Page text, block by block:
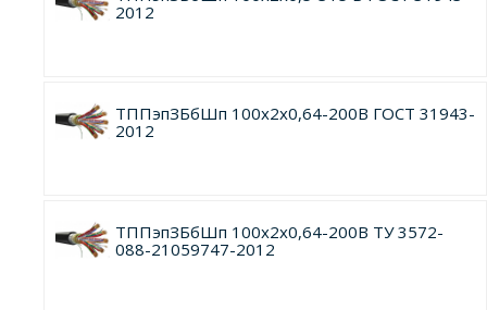
2012
ТППэпЗБбШп 100х2х0,64-200В ГОСТ 31943-
2012
ТППэпЗБбШп 100х2х0,64-200В ТУ 3572-
088-21059747-2012